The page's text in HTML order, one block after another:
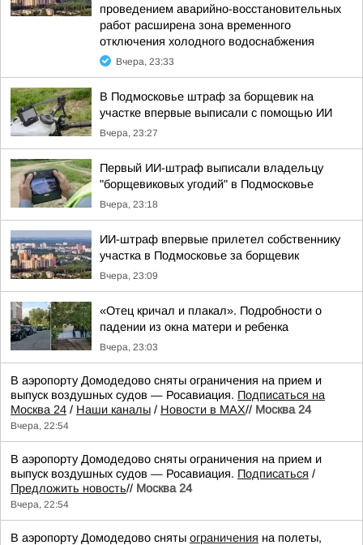
проведением аварийно-восстановительных
работ расширена зона временного
отключения холодного водоснабжения
Вчера, 23:33
В Подмосковье штраф за борщевик на
участке впервые выписали с помощью ИИ
Вчера, 23:27
Первый ИИ-штраф выписали владельцу
"борщевиковых угодий" в Подмосковье
Вчера, 23:18
ИИ-штраф впервые прилетел собственнику
участка в Подмосковье за борщевик
Вчера, 23:09
«Отец кричал и плакал». Подробности о
падении из окна матери и ребенка
Вчера, 23:03
В аэропорту Домодедово сняты ограничения на прием и
выпуск воздушных судов — Росавиация. Подписаться на
Москва 24 / Наши каналы / Новости в MAX// Москва 24
Вчера, 22:54
В аэропорту Домодедово сняты ограничения на прием и
выпуск воздушных судов — Росавиация. Подписаться /
Предложить новость// Москва 24
Вчера, 22:54
В аэропорту Домодедово сняты ограничения на полеты,